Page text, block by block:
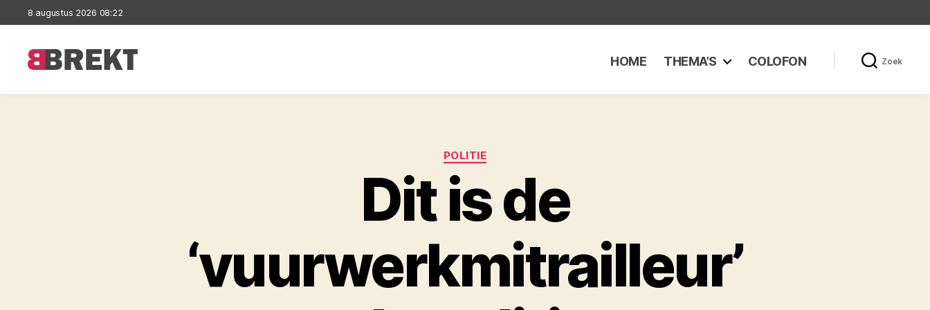
8 augustus 2026 08:22
HOME THEMA’S COLOFON Zoek
Categorieën
POLITIE
Dit is de
‘vuurwerkmitrailleur’